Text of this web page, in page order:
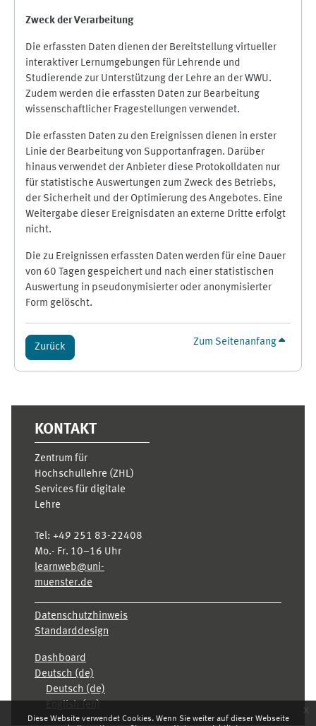
Diese Website verwendet Cookies. Wenn Sie weiter auf dieser Webseite
x
Zweck der Verarbeitung
Die erfassten Daten dienen der Bereitstellung virtueller
interaktiver Lernumgebungen für Lehrende und
Studierende zur Unterstützung der Lehre an der WWU.
Zudem werden die erfassten Daten zur Bearbeitung
wissenschaftlicher Fragestellungen verwendet.
Die erfassten Daten zu den Ereignissen dienen in erster
Linie der Bearbeitung von Supportanfragen. Darüber
hinaus verwendet der Anbieter diese Protokolldaten nur
für statistische Auswertungen zum Zweck des Betriebs,
der Sicherheit und der Optimierung des Angebotes. Eine
Weitergabe dieser Ereignisdaten an externe Dritte erfolgt
nicht.
Die zu Ereignissen erfassten Daten werden für eine Dauer
von 60 Tagen gespeichert und nach einer statistischen
Auswertung in pseudonymisierter oder anonymisierter
Form gelöscht.
Zurück Zum Seitenanfang
KONTAKT
Zentrum für
Hochschullehre (ZHL)
Services für digitale
Lehre
Tel: +49 251 83-22408
Mo.- Fr. 10–16 Uhr
learnweb@uni-
muenster.de
Datenschutzhinweis
Standarddesign
Dashboard
Deutsch ‎(de)‎
Deutsch ‎(de)‎